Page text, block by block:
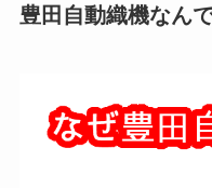
豊田自動織機なん